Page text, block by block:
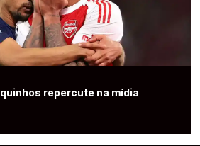
repercute na mídia